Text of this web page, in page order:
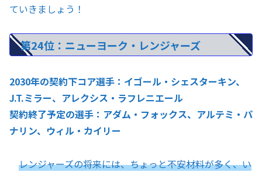
ていきましょう！
第24位：ニューヨーク・レンジャーズ
2030年の契約下コア選手：イゴール・シェスターキン、
J.T.ミラー、アレクシス・ラフレニエール
契約終了予定の選手：アダム・フォックス、アルテミ・パ
ナリン、ウィル・カイリー
レンジャーズの将来には、ちょっと不安材料が多く、い